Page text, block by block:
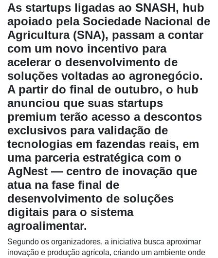
Cadastre-
se
Minha
conta
Notícias
Destaque
Mercado
Troca
de
Cadeira
Artigos
As startups ligadas ao SNASH, hub
apoiado pela Sociedade Nacional de
Agricultura (SNA), passam a contar
com um novo incentivo para
acelerar o desenvolvimento de
soluções voltadas ao agronegócio.
A partir do final de outubro, o hub
anunciou que suas startups
premium terão acesso a descontos
exclusivos para validação de
tecnologias em fazendas reais, em
uma parceria estratégica com o
AgNest — centro de inovação que
atua na fase final de
desenvolvimento de soluções
digitais para o sistema
agroalimentar.
Segundo os organizadores, a iniciativa busca aproximar
inovação e produção agrícola, criando um ambiente onde